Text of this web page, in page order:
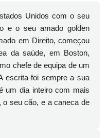
Unidos com o seu
e o seu amado golden
em Direito, começou
da saúde, em Boston,
chefe de equipa de um
escrita foi sempre a sua
um dia inteiro com mais
o seu cão, e a caneca de